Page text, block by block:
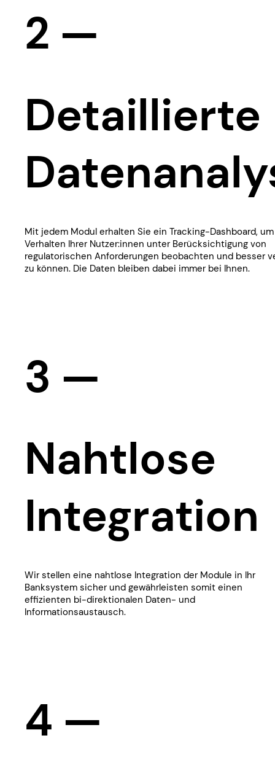
2 —
​​​Mit jedem Modul erhalten Sie ein Tracking-Dashboard,
Verhalten Ihrer Nutzer:innen unter Berücksichtigung von
regulatorischen Anforderungen beobachten und besser
zu können. Die Daten bleiben dabei immer bei Ihnen.
Detaillierte
4 —
3 —
​​​Wir stellen eine nahtlose Integration der Module in Ihr
Banksystem sicher und gewährleisten somit einen
effizienten bi-direktionalen Daten- und
Informationsaustausch.
​​Nahtlose
Integration